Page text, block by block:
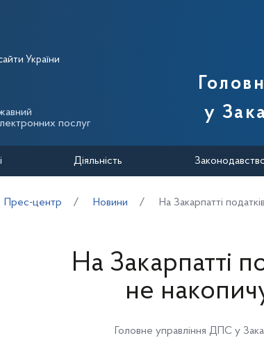
сторінка Державної
України
послуг
у
Діяльність
Прес-центр Новини На Закарпатті
На Закарпатті
не
Головне управління ДПС у